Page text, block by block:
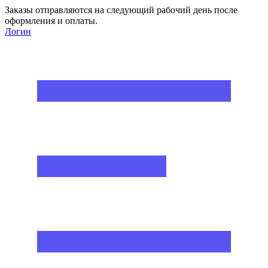
Заказы отправляются на следующий рабочий день после
оформления и оплаты.
Логин